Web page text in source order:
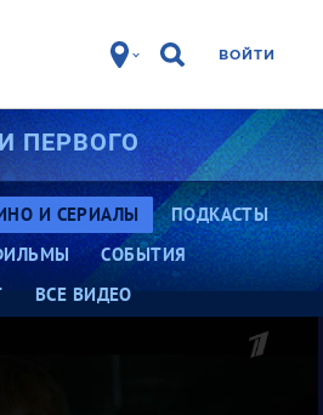
ВОЙТИ
ПЕРВОГО
И СЕРИАЛЫ
ПОДКАСТЫ
СОБЫТИЯ
ВСЕ ВИДЕО